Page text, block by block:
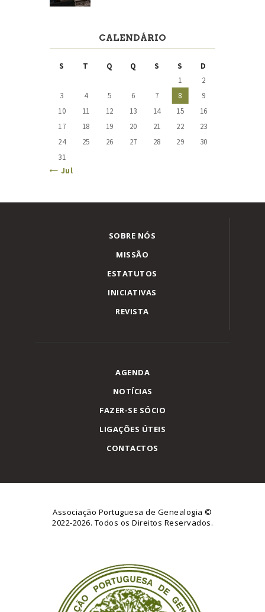
CALENDÁRIO
S T Q Q S S
D
1
2
3
4 5 6 7 8
9
10
11 12 13 14 15
16
17
18 19 20 21 22
23
24
25 26 27 28 29
30
31
« Jul
SOBRE NÓS
MISSÃO
ESTATUTOS
INICIATIVAS
REVISTA
AGENDA
NOTÍCIAS
FAZER-SE SÓCIO
LIGAÇÕES ÚTEIS
CONTACTOS
Associação Portuguesa de Genealogia©
2022-2026. Todos os Direitos Reservados.